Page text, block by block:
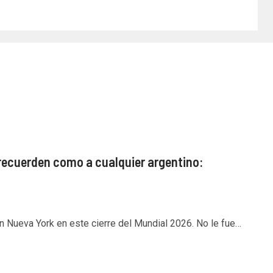
como a cualquier argentino:
Nueva York en este cierre del Mundial 2026. No le fue…